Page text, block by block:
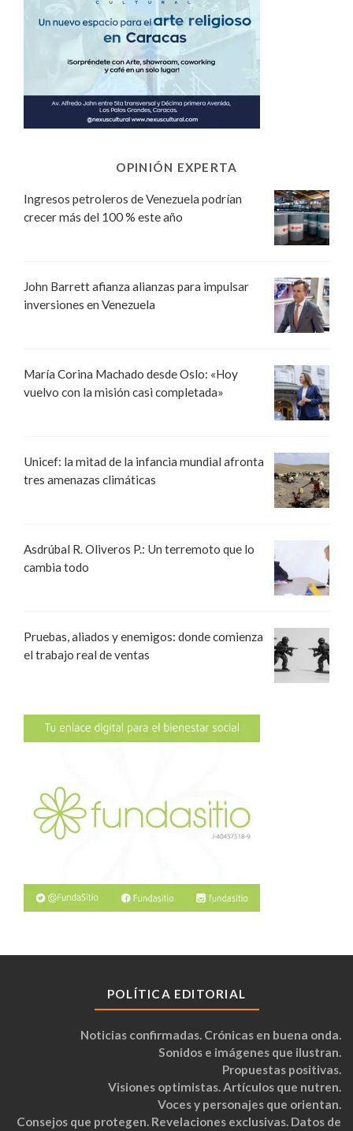
OPINIÓN EXPERTA
Ingresos petroleros de Venezuela podrían
crecer más del 100 % este año
John Barrett afianza alianzas para impulsar
inversiones en Venezuela
María Corina Machado desde Oslo: «Hoy
vuelvo con la misión casi completada»
Unicef: la mitad de la infancia mundial afronta
tres amenazas climáticas
Asdrúbal R. Oliveros P.: Un terremoto que lo
cambia todo
Pruebas, aliados y enemigos: donde comienza
el trabajo real de ventas
POLÍTICA EDITORIAL
Noticias confirmadas. Crónicas en buena onda.
Sonidos e imágenes que ilustran.
Propuestas positivas.
Visiones optimistas. Artículos que nutren.
Voces y personajes que orientan.
Consejos que protegen. Revelaciones exclusivas. Datos de